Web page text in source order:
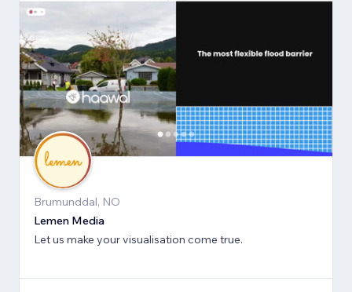
Brumunddal, NO
Lemen Media
Let us make your visualisation come true.